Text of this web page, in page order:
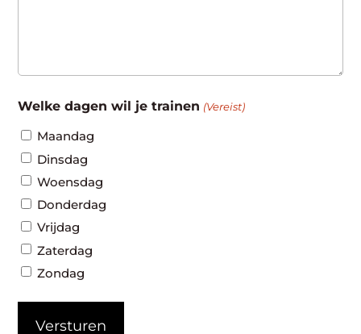
Welke dagen wil je trainen (Vereist)
Maandag
Dinsdag
Woensdag
Donderdag
Vrijdag
Zaterdag
Zondag